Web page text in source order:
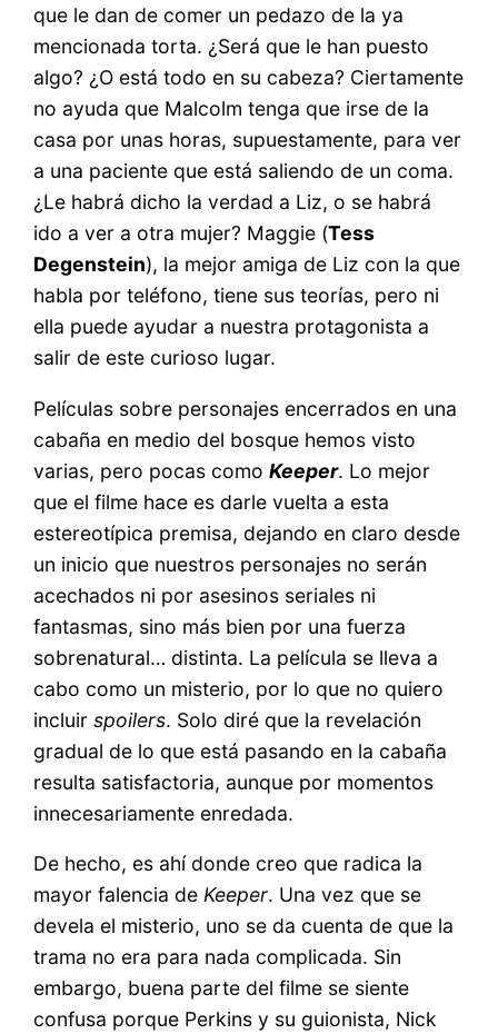
que le dan de comer un pedazo de la ya
mencionada torta. ¿Será que le han puesto
algo? ¿O está todo en su cabeza? Ciertamente
no ayuda que Malcolm tenga que irse de la
casa por unas horas, supuestamente, para ver
a una paciente que está saliendo de un coma.
¿Le habrá dicho la verdad a Liz, o se habrá
ido a ver a otra mujer? Maggie (Tess
Degenstein), la mejor amiga de Liz con la que
habla por teléfono, tiene sus teorías, pero ni
ella puede ayudar a nuestra protagonista a
salir de este curioso lugar.
Películas sobre personajes encerrados en una
cabaña en medio del bosque hemos visto
varias, pero pocas comoKeeper. Lo mejor
que el filme hace es darle vuelta a esta
estereotípica premisa, dejando en claro desde
un inicio que nuestros personajes no serán
acechados ni por asesinos seriales ni
fantasmas, sino más bien por una fuerza
sobrenatural… distinta. La película se lleva a
cabo como un misterio, por lo que no quiero
incluirspoilers. Solo diré que la revelación
gradual de lo que está pasando en la cabaña
resulta satisfactoria, aunque por momentos
innecesariamente enredada.
De hecho, es ahí donde creo que radica la
mayor falencia deKeeper. Una vez que se
devela el misterio, uno se da cuenta de que la
trama no era para nada complicada. Sin
embargo, buena parte del filme se siente
confusa porque Perkins y su guionista, Nick